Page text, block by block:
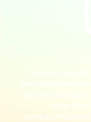
Hoidamme
kuin